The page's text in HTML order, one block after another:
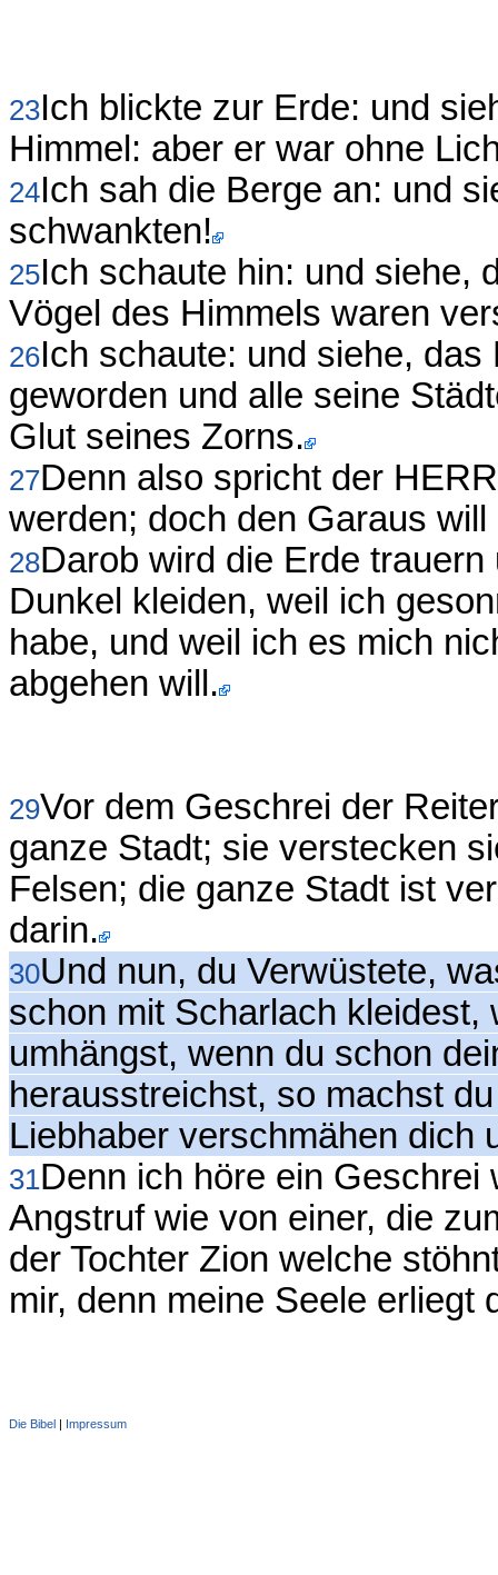
23Ich blickte zur Erde: und
Himmel: aber er war ohne
24Ich sah die Berge an: und
schwankten!
25Ich schaute hin: und siehe,
Vögel des Himmels waren
26Ich schaute: und siehe,
geworden und alle seine
Glut seines Zorns.
27Denn also spricht der
werden; doch den Garaus
28Darob wird die Erde
Dunkel kleiden, weil ich
habe, und weil ich es mich
abgehen will.
29Vor dem Geschrei der
ganze Stadt; sie verstecken
Felsen; die ganze Stadt ist
darin.
30Und nun, du Verwüstete,
schon mit Scharlach
umhängst, wenn du schon
herausstreichst, so machst
Liebhaber verschmähen dich
31Denn ich höre ein Geschrei
Angstruf wie von einer, die
der Tochter Zion welche
mir, denn meine Seele erliegt
Die Bibel | Impressum